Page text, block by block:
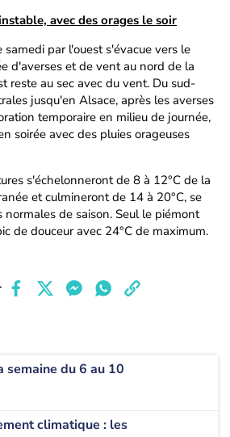
avec des orages le soir
par l'ouest s'évacue vers le
d'averses et de vent au nord de la
reste au sec avec du vent. Du sud-
jusqu'en Alsace, après les averses
temporaire en milieu de journée,
soirée avec des pluies orageuses
s'échelonneront de 8 à 12°C de la
et culmineront de 14 à 20°C, se
normales de saison. Seul le piémont
de douceur avec 24°C de maximum.
semaine du 6 au 10
climatique : les